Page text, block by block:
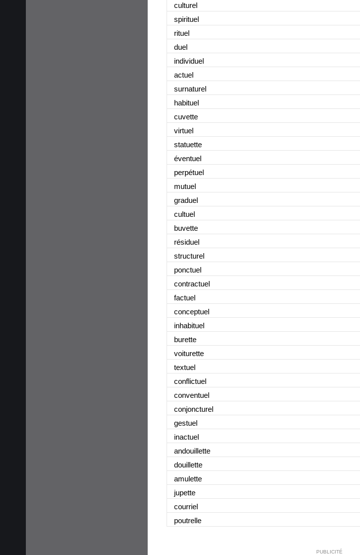
culturel
spirituel
rituel
duel
individuel
actuel
surnaturel
habituel
cuvette
virtuel
statuette
éventuel
perpétuel
mutuel
graduel
cultuel
buvette
résiduel
structurel
ponctuel
contractuel
factuel
conceptuel
inhabituel
burette
voiturette
textuel
conflictuel
conventuel
conjoncturel
gestuel
inactuel
andouillette
douillette
amulette
jupette
courriel
poutrelle
PUBLICITÉ